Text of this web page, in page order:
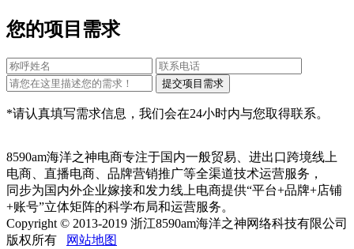
您的项目需求
*请认真填写需求信息，我们会在24小时内与您取得联系。
8590am海洋之神电商专注于国内一般贸易、进出口跨境线上
电商、直播电商、品牌营销推广等全渠道技术运营服务，
同步为国内外企业嫁接和发力线上电商提供“平台+品牌+店铺
+账号”立体矩阵的科学布局和运营服务。
Copyright © 2013-2019 浙江8590am海洋之神网络科技有限公司
版权所有
网站地图